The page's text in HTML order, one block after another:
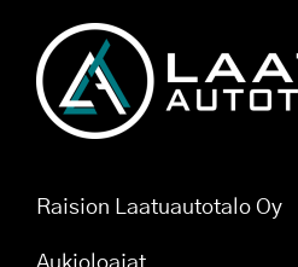
Raision Laatuautotalo Oy